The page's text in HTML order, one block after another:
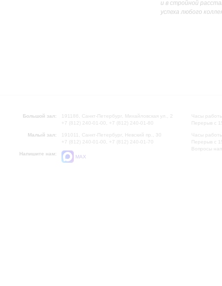
и в стройной
успеха любого
Большой зал:
191186, Санкт-Петербург, Михайловская ул., 2
+7 (812) 240-01-00, +7 (812) 240-01-80
Малый зал:
191011, Санкт-Петербург, Невский пр., 30
+7 (812) 240-01-00, +7 (812) 240-01-70
Напишите нам:
MAX
Часы
Перерыв с
Часы
Перерыв с
Вопросы